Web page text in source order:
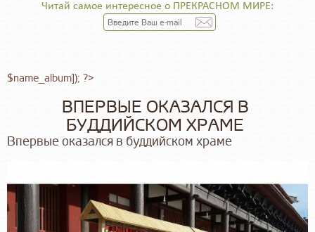
Читай самое интересное о ПРЕКРАСНОМ МИРЕ:
$name_album]); ?>
ВПЕРВЫЕ ОКАЗАЛСЯ В
БУДДИЙСКОМ ХРАМЕ
Впервые оказался в буддийском храме